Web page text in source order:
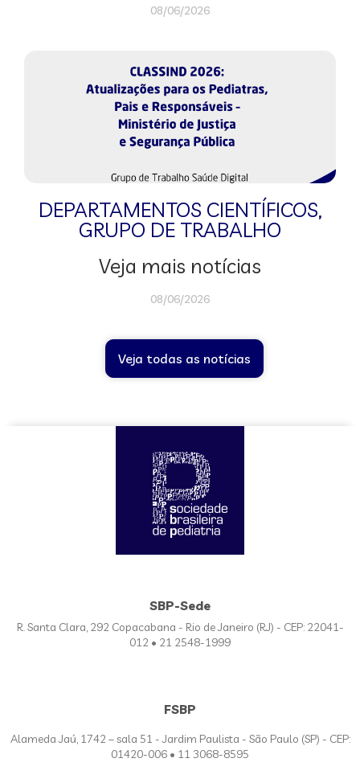
08/06/2026
DEPARTAMENTOS CIENTÍFICOS,
GRUPO DE TRABALHO
Veja mais notícias
08/06/2026
Veja todas as notícias
SBP-Sede
R. Santa Clara, 292 Copacabana - Rio de Janeiro (RJ) - CEP: 22041-
012 • 21 2548-1999
FSBP
Alameda Jaú, 1742 – sala 51 - Jardim Paulista - São Paulo (SP) - CEP:
01420-006 • 11 3068-8595